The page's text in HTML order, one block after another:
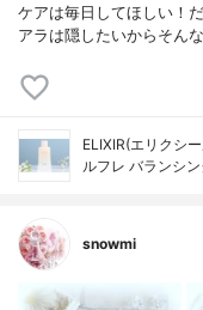
ケアは毎日してほしい！
アラは隠したいからそん
ELIXIR(エリクシ
ルフレ バランシ
snowmi